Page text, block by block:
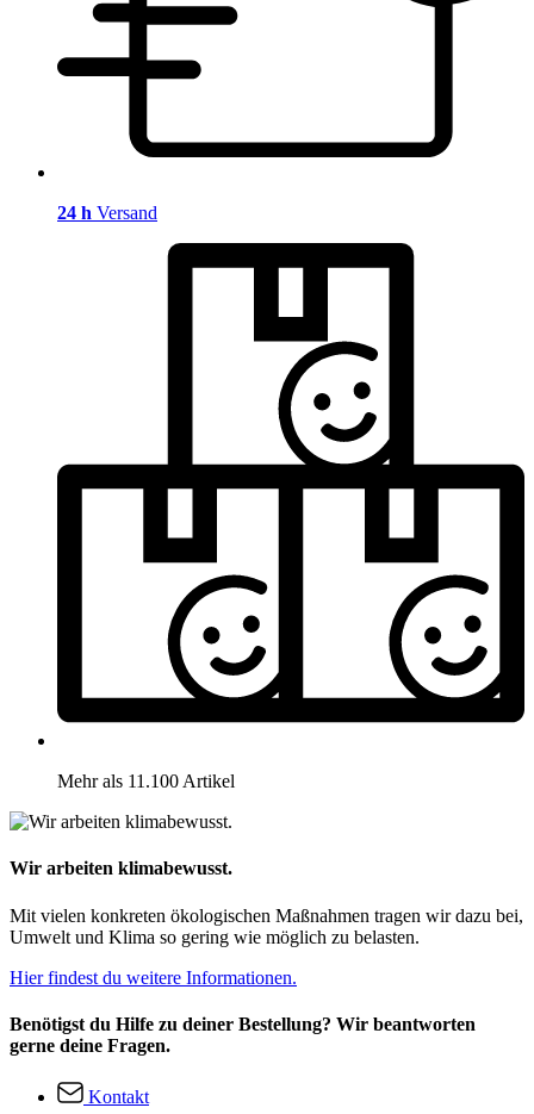
24 h Versand
Mehr als 11.100 Artikel
Wir arbeiten klimabewusst.
Mit vielen konkreten ökologischen Maßnahmen tragen wir dazu bei,
Umwelt und Klima so gering wie möglich zu belasten.
Hier findest du weitere Informationen.
Benötigst du Hilfe zu deiner Bestellung? Wir beantworten
gerne deine Fragen.
Kontakt